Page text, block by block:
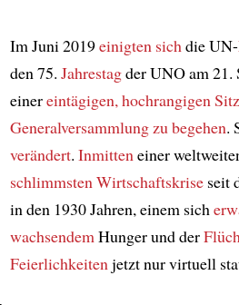
Im Juni 2019einigten sich die UN-
den 75. Jahrestagder UNO am 21.
einereintägigen, hochrangigen
Generalversammlung zu begehen.
verändert. Inmitten einer
schlimmsten Wirtschaftskriseseit
in den 1930 Jahren, einem sich
wachsendem Hunger und der
Feierlichkeiten jetzt nur virtuell